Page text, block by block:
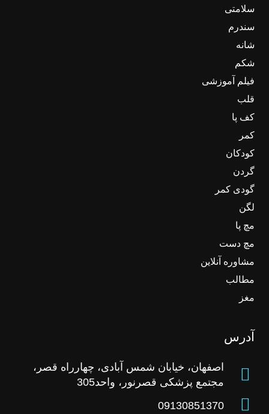
سلامتی
سندرم
شانه
شکم
فیلم آموزشی
قلب
کف پا
کمر
کودکان
گردن
گودی کمر
لگن
مچ پا
مچ دست
مشاوره آنلاین
مطالب
مغز
آدرس
اصفهان، خیابان شمس آبادی، چهارراه قصر،
مجتمع پزشکی قصرنور، واحد305
09130851370